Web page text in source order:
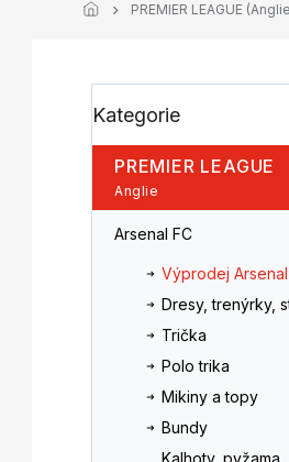
PREMIER LEAGUE
o
s
a
kategorie
Kategorie
PREMIER LEAGUE
Anglie
Arsenal FC
Výprodej
Dresy, trenýrky,
Trička
Polo trika
Mikiny a topy
Bundy
Kalhoty,